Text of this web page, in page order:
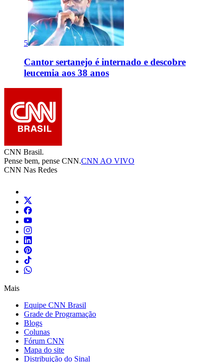
5
Cantor sertanejo é internado e descobre
leucemia aos 38 anos
CNN Brasil.
Pense bem, pense CNN.CNN AO VIVO
CNN Nas Redes
Mais
Equipe CNN Brasil
Grade de Programação
Blogs
Colunas
Fórum CNN
Mapa do site
Distribuição do Sinal